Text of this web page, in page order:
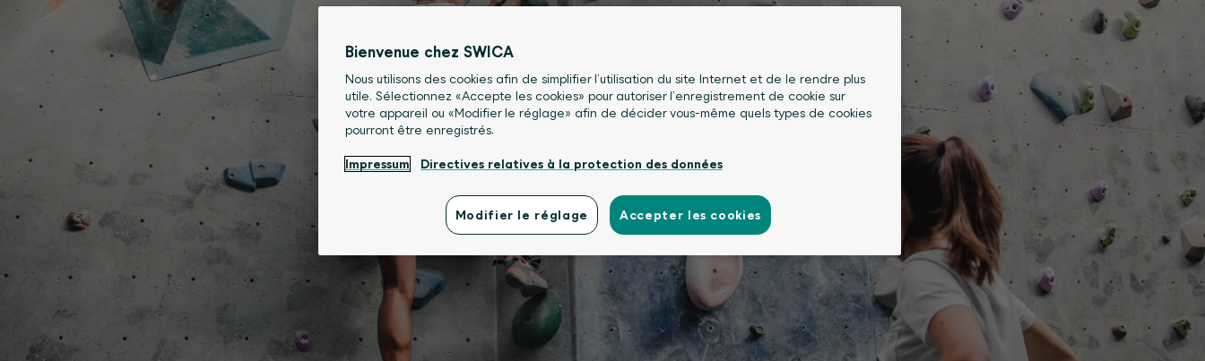
Bienvenue chez SWICA
Nous utilisons des cookies afin de simplifier l’utilisation du site Internet et de le rendre plus
utile. Sélectionnez «Accepte les cookies» pour autoriser l’enregistrement de cookie sur
votre appareil ou «Modifier le réglage» afin de décider vous-même quels types de cookies
pourront être enregistrés.
Impressum Directives relatives à la protection des données
Modifier le réglage Accepter les cookies